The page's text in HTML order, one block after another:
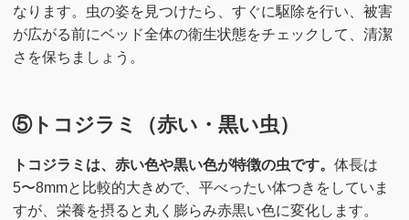
なります。虫の姿を見つけたら、すぐに駆除を行い、被害
が広がる前にベッド全体の衛生状態をチェックして、清潔
さを保ちましょう。
⑤トコジラミ（赤い・黒い虫）
トコジラミは、赤い色や黒い色が特徴の虫です。 体長は
5〜8mmと比較的大きめで、平べったい体つきをしていま
すが、栄養を摂ると丸く膨らみ赤黒い色に変化します。